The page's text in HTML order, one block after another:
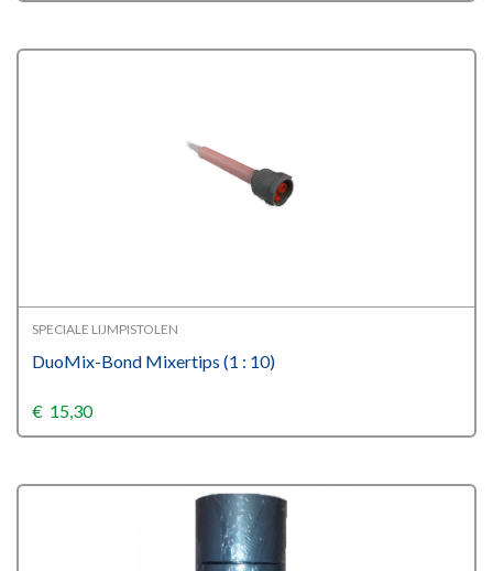
SPECIALE LIJMPISTOLEN
DuoMix-Bond Mixertips (1 : 10)
€ 15,30